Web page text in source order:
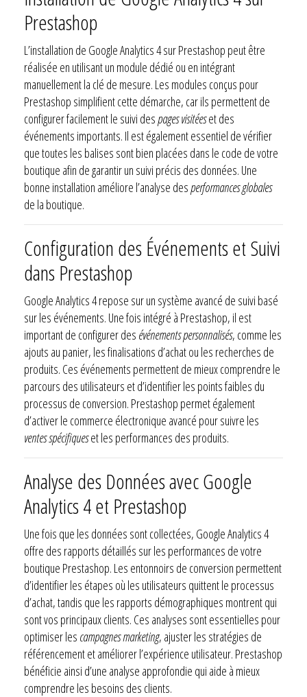
Prestashop
L’installation de Google Analytics 4 sur Prestashop peut être
réalisée en utilisant un module dédié ou en intégrant
manuellement la clé de mesure. Les modules conçus pour
Prestashop simplifient cette démarche, car ils permettent de
configurer facilement le suivi despages visitéeset des
événements importants. Il est également essentiel de vérifier
que toutes les balises sont bien placées dans le code de votre
boutique afin de garantir un suivi précis des données. Une
bonne installation améliore l’analyse desperformances globales
de la boutique.
Configuration des Événements et Suivi
dans Prestashop
Google Analytics 4 repose sur un système avancé de suivi basé
sur les événements. Une fois intégré à Prestashop, il est
important de configurer des événements personnalisés, comme les
ajouts au panier, les finalisations d’achat ou les recherches de
produits. Ces événements permettent de mieux comprendre le
parcours des utilisateurs et d’identifier les points faibles du
processus de conversion. Prestashop permet également
d’activer le commerce électronique avancé pour suivre les
ventes spécifiqueset les performances des produits.
Analyse des Données avec Google
Analytics 4 et Prestashop
Une fois que les données sont collectées, Google Analytics 4
offre des rapports détaillés sur les performances de votre
boutique Prestashop. Les entonnoirs de conversion permettent
d’identifier les étapes où les utilisateurs quittent le processus
d’achat, tandis que les rapports démographiques montrent qui
sont vos principaux clients. Ces analyses sont essentielles pour
optimiser les campagnes marketing, ajuster les stratégies de
référencement et améliorer l’expérience utilisateur. Prestashop
bénéficie ainsi d’une analyse approfondie qui aide à mieux
comprendre les besoins des clients.